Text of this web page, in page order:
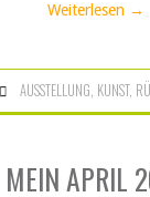
Weiterlesen →
AUSSTELLUNG, KUNST,
MEIN APRIL